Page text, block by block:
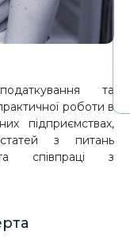
та
роботи в
підприємствах,
з питань
співпраці з